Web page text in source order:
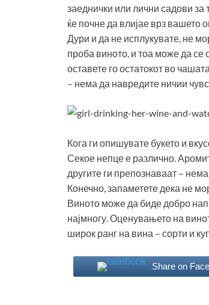
заеднички или лични садови за
ќе почне да влијае врз
Дури и да не исплукувате, не
проба виното, и тоа може да се
оставете го остатокот во
– нема да навредите ничии
Кога ги опишувате букето и
Секое непце е различно.
другите ги препознаваат –
Конечно, запаметете дека не
Виното може да биде добро
најмногу. Оценувањето на
широк ранг на вина – сорти и
Share on